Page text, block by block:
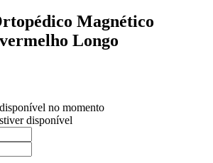
Magnético
Longo
no momento
disponível